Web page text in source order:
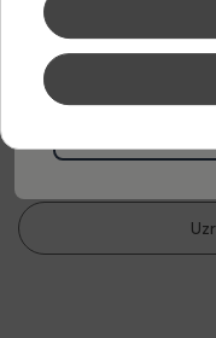
Esiet pirmais, kas
viedoklis mums ir ļoti
pieņemt lēmumu.
Informāciju par to, kā
lasiet mūsu Privātuma